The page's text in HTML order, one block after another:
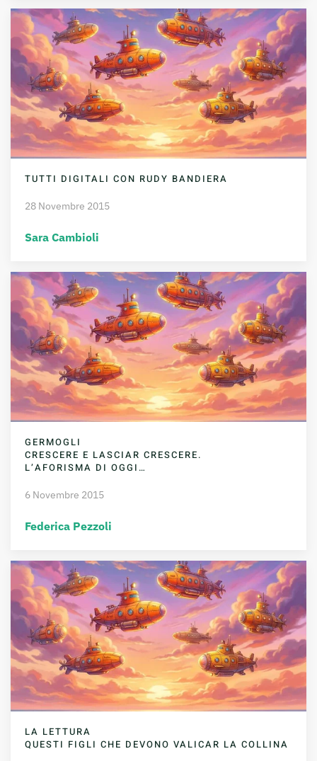
TUTTI DIGITALI CON RUDY BANDIERA
28 Novembre 2015
Sara Cambioli
GERMOGLI
CRESCERE E LASCIAR CRESCERE.
L’AFORISMA DI OGGI…
6 Novembre 2015
Federica Pezzoli
LA LETTURA
QUESTI FIGLI CHE DEVONO VALICAR LA COLLINA